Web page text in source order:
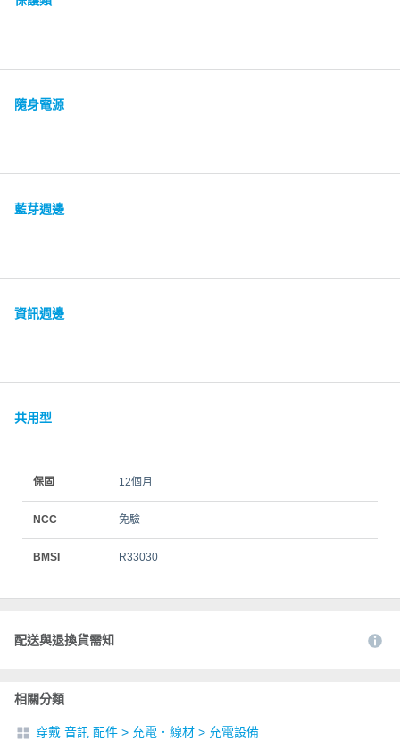
隨身電源
藍芽週邊
資訊週邊
共用型
保固 12個月
NCC 免驗
BMSI R33030
配送與退換貨需知
相關分類
穿戴 音訊 配件 > 充電．線材 > 充電設備